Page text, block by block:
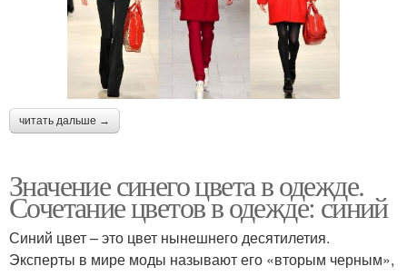
читать дальше →
Значение синего цвета в одежде.
Сочетание цветов в одежде: синий
Синий цвет – это цвет нынешнего десятилетия.
Эксперты в мире моды называют его «вторым черным»,